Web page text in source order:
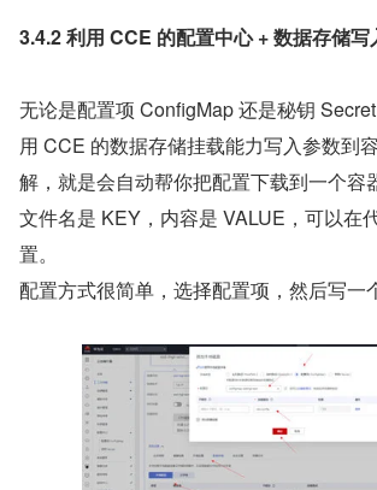
3.4.2 利用 CCE 的配置中心 + 数据存储
无论是配置项 ConfigMap 还是秘钥
用 CCE 的数据存储挂载能力写入参数到
解，就是会自动帮你把配置下载到一个容
文件名是 KEY，内容是 VALUE，可以在
置。
配置方式很简单，选择配置项，然后写一